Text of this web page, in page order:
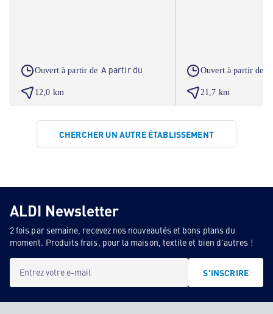
Ouvert à partir de A partir du
12,0 km
Ouvert à partir de
21,7 km
CHERCHER UN AUTRE ÉTABLISSEMENT
ALDI Newsletter
2 fois par semaine, recevez nos nouveautés et bons plans du
moment. Produits frais, pour la maison, textile et bien d'autres !
Entrez votre e-mail S'INSCRIRE